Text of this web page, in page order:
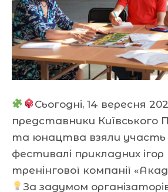
Сьогодні, 14 вересня
представники Київського
та юнацтва взяли участь
фестивалі прикладних ігор
тренінгової компанії
За задумом